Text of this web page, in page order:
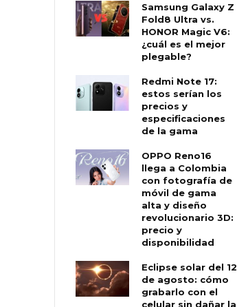
Samsung Galaxy Z
Fold8 Ultra vs.
HONOR Magic V6:
¿cuál es el mejor
plegable?
Redmi Note 17:
estos serían los
precios y
especificaciones
de la gama
OPPO Reno16
llega a Colombia
con fotografía de
móvil de gama
alta y diseño
revolucionario 3D:
precio y
disponibilidad
Eclipse solar del 12
de agosto: cómo
grabarlo con el
celular sin dañar la